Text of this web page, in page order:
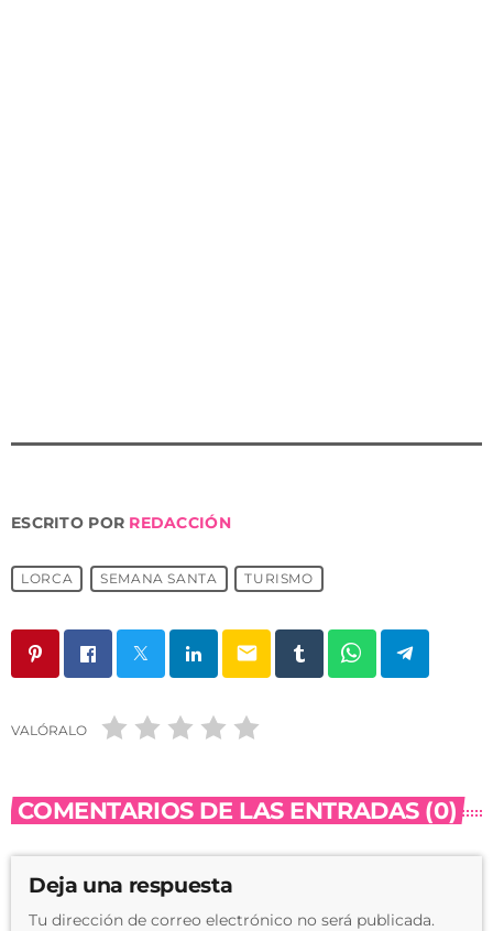
ESCRITO POR REDACCIÓN
LORCA SEMANA SANTA TURISMO
email
VALÓRALO
COMENTARIOS DE LAS ENTRADAS (0)
Deja una respuesta
Tu dirección de correo electrónico no será publicada.